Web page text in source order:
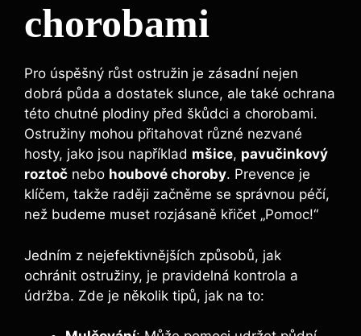
chorobami
Pro úspěšný růst ostružin je zásadní nejen
dobrá půda a dostatek slunce, ale také ochrana
této chutné plodiny před škůdci a chorobami.
Ostružiny mohou přitahovat různé nezvané
hosty, jako jsou například mšice, pavučinkový
roztoč nebo houbové choroby. Prevence je
klíčem, takže raději začněme se správnou péčí,
než budeme muset rozjásaně křičet „Pomoc!“
Jedním z nejefektivnějších způsobů, jak
ochránit ostružiny, je pravidelná kontrola a
údržba. Zde je několik tipů, jak na to: